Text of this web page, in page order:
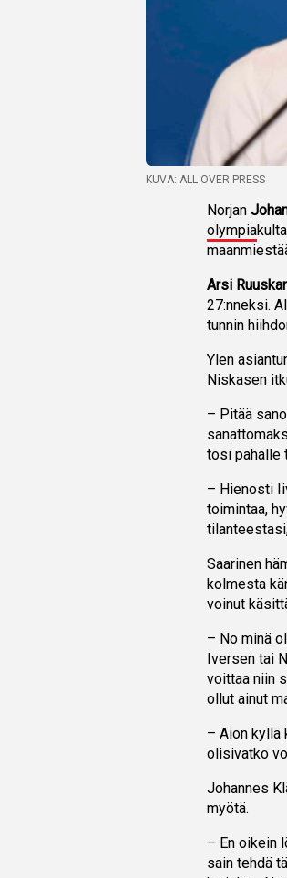
KUVA: ALL OVER PRESS
Norjan
olympia
Arsi
27:nneksi.
tunnin
Ylen
Niskasen
– Pitää
tosi pahalle
– Hienosti
toimintaa,
Saarinen
kolmesta
voinut
– No minä
Iversen tai
voittaa niin
ollut ainut
– Aion kyllä
olisivatko
Johannes
myötä.
– En oikein
sain tehdä